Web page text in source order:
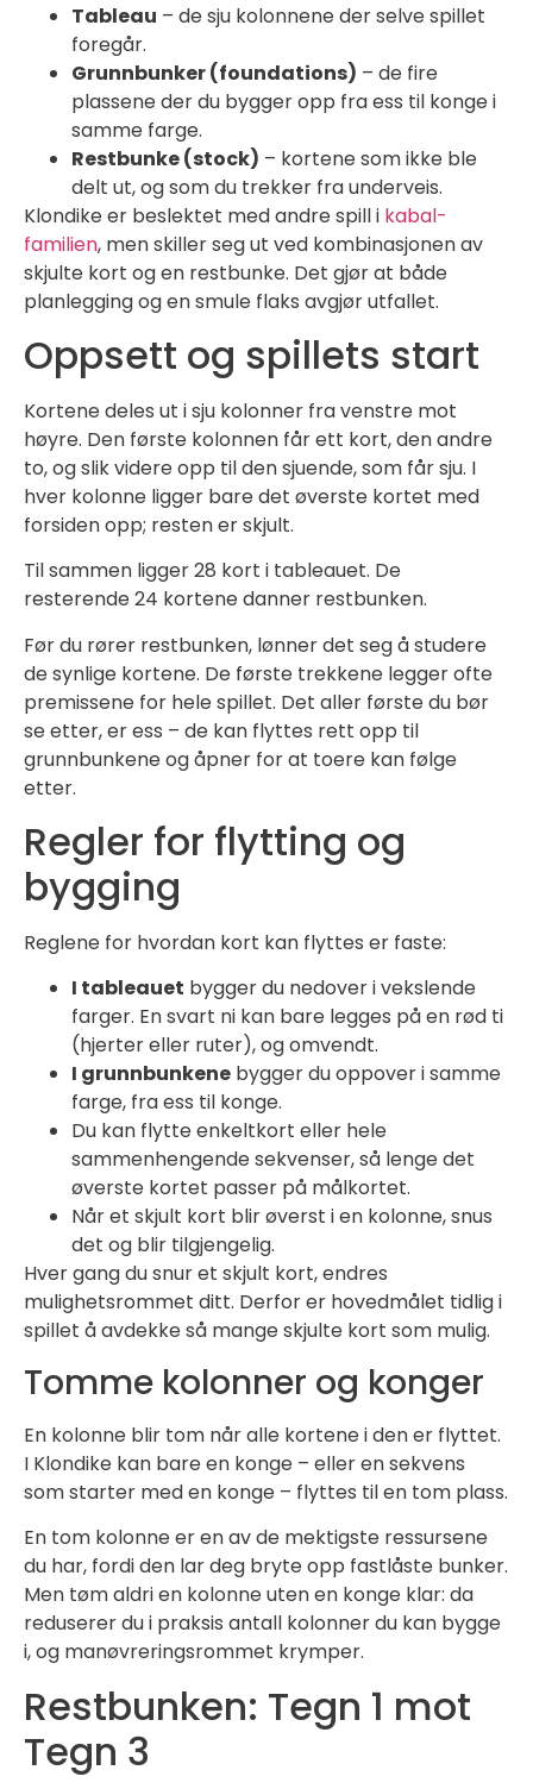
Tableau – de sju kolonnene der selve spillet
foregår.
Grunnbunker (foundations) – de fire
plassene der du bygger opp fra ess til konge i
samme farge.
Restbunke (stock) – kortene som ikke ble
delt ut, og som du trekker fra underveis.
Klondike er beslektet med andre spill i kabal-
familien, men skiller seg ut ved kombinasjonen av
skjulte kort og en restbunke. Det gjør at både
planlegging og en smule flaks avgjør utfallet.
Oppsett og spillets start
Kortene deles ut i sju kolonner fra venstre mot
høyre. Den første kolonnen får ett kort, den andre
to, og slik videre opp til den sjuende, som får sju. I
hver kolonne ligger bare det øverste kortet med
forsiden opp; resten er skjult.
Til sammen ligger 28 kort i tableauet. De
resterende 24 kortene danner restbunken.
Før du rører restbunken, lønner det seg å studere
de synlige kortene. De første trekkene legger ofte
premissene for hele spillet. Det aller første du bør
se etter, er ess – de kan flyttes rett opp til
grunnbunkene og åpner for at toere kan følge
etter.
Regler for flytting og
bygging
Reglene for hvordan kort kan flyttes er faste:
I tableauet bygger du nedover i vekslende
farger. En svart ni kan bare legges på en rød ti
(hjerter eller ruter), og omvendt.
I grunnbunkene bygger du oppover i samme
farge, fra ess til konge.
Du kan flytte enkeltkort eller hele
sammenhengende sekvenser, så lenge det
øverste kortet passer på målkortet.
Når et skjult kort blir øverst i en kolonne, snus
det og blir tilgjengelig.
Hver gang du snur et skjult kort, endres
mulighetsrommet ditt. Derfor er hovedmålet tidlig i
spillet å avdekke så mange skjulte kort som mulig.
Tomme kolonner og konger
En kolonne blir tom når alle kortene i den er flyttet.
I Klondike kan bare en konge – eller en sekvens
som starter med en konge – flyttes til en tom plass.
En tom kolonne er en av de mektigste ressursene
du har, fordi den lar deg bryte opp fastlåste bunker.
Men tøm aldri en kolonne uten en konge klar: da
reduserer du i praksis antall kolonner du kan bygge
i, og manøvreringsrommet krymper.
Restbunken: Tegn 1 mot
Tegn 3